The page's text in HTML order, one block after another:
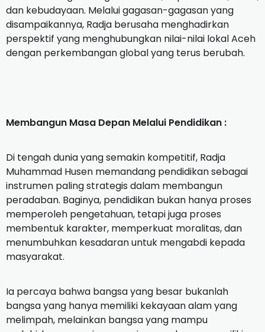
dan kebudayaan. Melalui gagasan-gagasan yang
disampaikannya, Radja berusaha menghadirkan
perspektif yang menghubungkan nilai-nilai lokal Aceh
dengan perkembangan global yang terus berubah.
‎Membangun Masa Depan Melalui Pendidikan :
‎‎Di tengah dunia yang semakin kompetitif, Radja
Muhammad Husen memandang pendidikan sebagai
instrumen paling strategis dalam membangun
peradaban. Baginya, pendidikan bukan hanya proses
memperoleh pengetahuan, tetapi juga proses
membentuk karakter, memperkuat moralitas, dan
menumbuhkan kesadaran untuk mengabdi kepada
masyarakat.
‎Ia percaya bahwa bangsa yang besar bukanlah
bangsa yang hanya memiliki kekayaan alam yang
melimpah, melainkan bangsa yang mampu